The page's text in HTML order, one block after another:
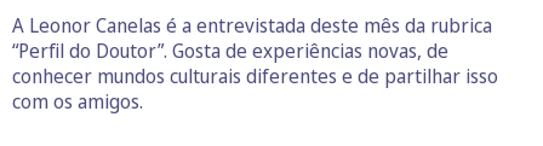
A Leonor Canelas é a entrevistada deste mês da rubrica
“Perfil do Doutor”. Gosta de experiências novas, de
conhecer mundos culturais diferentes e de partilhar isso
com os amigos.